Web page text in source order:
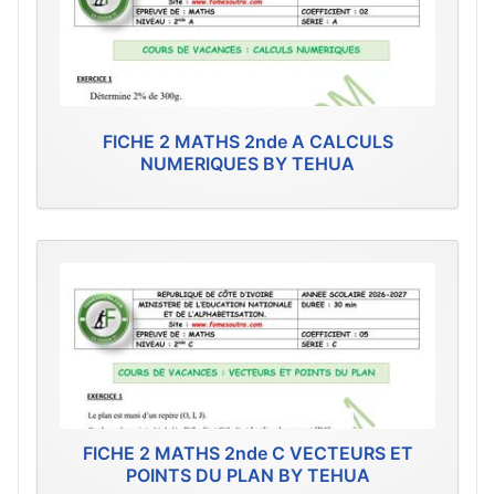
FICHE 2 MATHS 2nde A CALCULS
NUMERIQUES BY TEHUA
FICHE 2 MATHS 2nde C VECTEURS ET
POINTS DU PLAN BY TEHUA